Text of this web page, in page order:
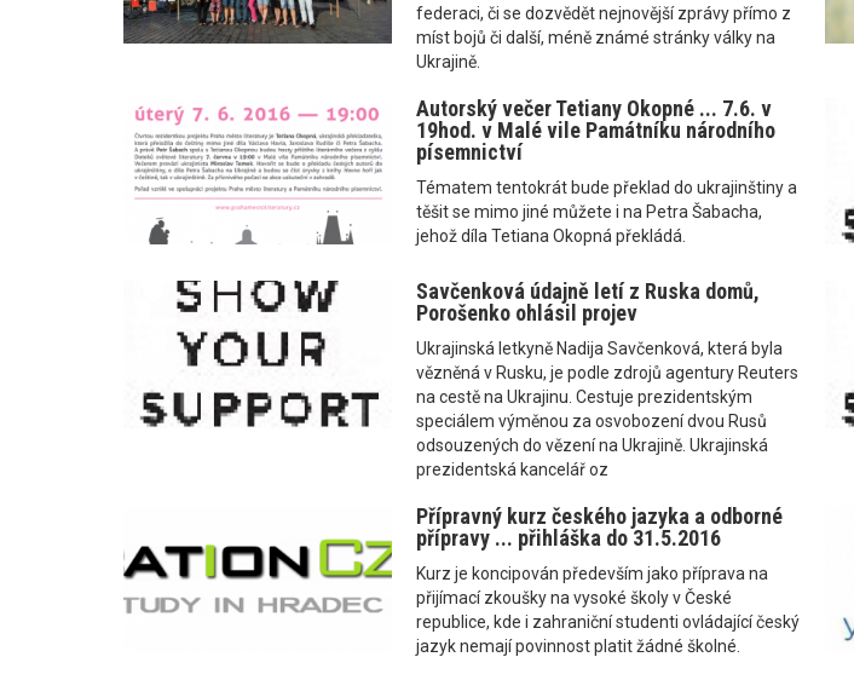
federaci, či se dozvědět nejnovější zprávy přímo z
míst bojů či další, méně známé stránky války na
Ukrajině.
Autorský večer Tetiany Okopné ... 7.6. v
19hod. v Malé vile Památníku národního
písemnictví
Tématem tentokrát bude překlad do ukrajinštiny a
těšit se mimo jiné můžete i na Petra Šabacha,
jehož díla Tetiana Okopná překládá.
Savčenková údajně letí z Ruska domů,
Porošenko ohlásil projev
Ukrajinská letkyně Nadija Savčenková, která byla
vězněná v Rusku, je podle zdrojů agentury Reuters
na cestě na Ukrajinu. Cestuje prezidentským
speciálem výměnou za osvobození dvou Rusů
odsouzených do vězení na Ukrajině. Ukrajinská
prezidentská kancelář oz
Přípravný kurz českého jazyka a odborné
přípravy ... přihláška do 31.5.2016
Kurz je koncipován především jako příprava na
přijímací zkoušky na vysoké školy v České
republice, kde i zahraniční studenti ovládající český
jazyk nemají povinnost platit žádné školné.